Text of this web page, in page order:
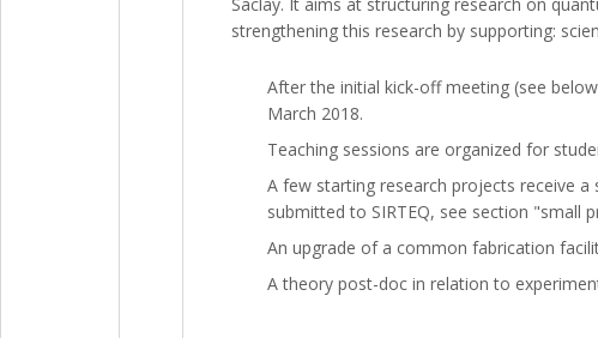
strengthening this research by supporting:
After the initial kick-off meeting (see
March 2018.
Teaching sessions are organized for
A few starting research projects receive
submitted to SIRTEQ, see section "small
An upgrade of a common fabrication
A theory post-doc in relation to